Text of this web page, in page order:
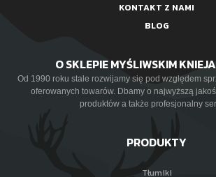
KONTAKT Z NAMI
BLOG
O SKLEPIE MYŚLIWSKIM
Od 1990 roku stale rozwijamy się pod względem
oferowanych towarów. Dbamy o najwyższą
produktów a także profesjonalny
PRODUKTY
Tłumiki